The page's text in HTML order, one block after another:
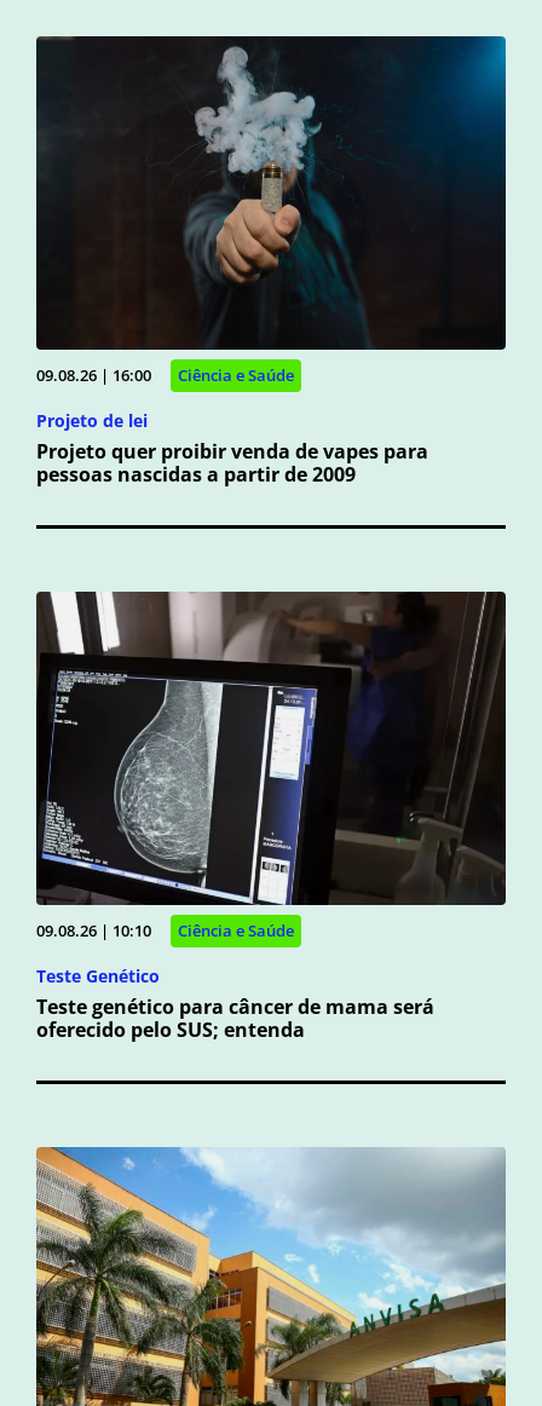
09.08.26 | 16:00 Ciência e Saúde
Projeto de lei
Projeto quer proibir venda de vapes para
pessoas nascidas a partir de 2009
09.08.26 | 10:10 Ciência e Saúde
Teste Genético
Teste genético para câncer de mama será
oferecido pelo SUS; entenda